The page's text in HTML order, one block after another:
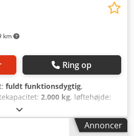
km
Ring op
fuldt funktionsdygtig,
2.000 kg, løftehøjde:
1.530 mm
, bygningshøjde:2.200 mm,
, Stapeltruck
Annoncer